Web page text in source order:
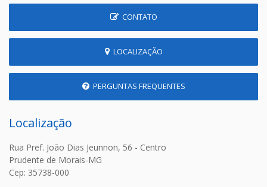
CONTATO
LOCALIZAÇÃO
PERGUNTAS FREQUENTES
Localização
Rua Pref. João Dias Jeunnon, 56 - Centro
Prudente de Morais-MG
Cep: 35738-000